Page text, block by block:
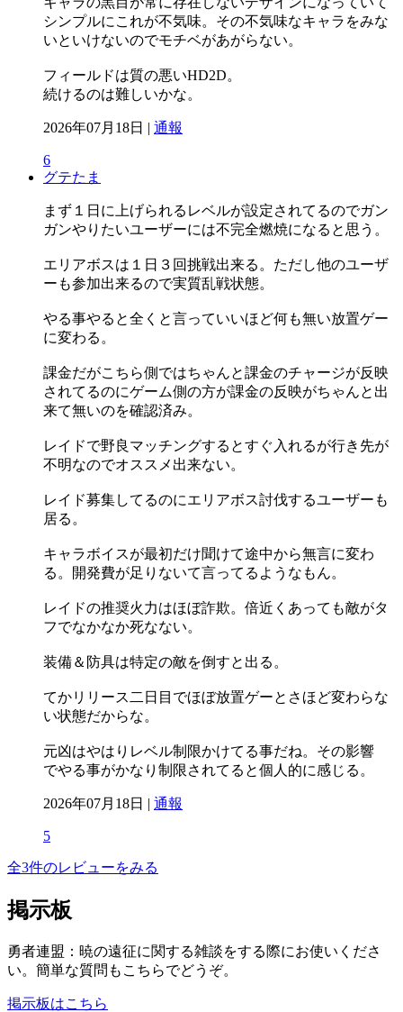
シンプルにこれが不気味。その不気味なキャラをみな
いといけないのでモチベがあがらない。
フィールドは質の悪いHD2D。
続けるのは難しいかな。
2026年07月18日 | 通報
6
グテたま
まず１日に上げられるレベルが設定されてるのでガン
ガンやりたいユーザーには不完全燃焼になると思う。
エリアボスは１日３回挑戦出来る。ただし他のユーザ
ーも参加出来るので実質乱戦状態。
やる事やると全くと言っていいほど何も無い放置ゲー
に変わる。
課金だがこちら側ではちゃんと課金のチャージが反映
されてるのにゲーム側の方が課金の反映がちゃんと出
来て無いのを確認済み。
レイドで野良マッチングするとすぐ入れるが行き先が
不明なのでオススメ出来ない。
レイド募集してるのにエリアボス討伐するユーザーも
居る。
キャラボイスが最初だけ聞けて途中から無言に変わ
る。開発費が足りないて言ってるようなもん。
レイドの推奨火力はほぼ詐欺。倍近くあっても敵がタ
フでなかなか死なない。
装備＆防具は特定の敵を倒すと出る。
てかリリース二日目でほぼ放置ゲーとさほど変わらな
い状態だからな。
元凶はやはりレベル制限かけてる事だね。その影響
でやる事がかなり制限されてると個人的に感じる。
2026年07月18日 | 通報
5
全3件のレビューをみる
掲示板
勇者連盟：暁の遠征に関する雑談をする際にお使いくださ
い。簡単な質問もこちらでどうぞ。
掲示板はこちら